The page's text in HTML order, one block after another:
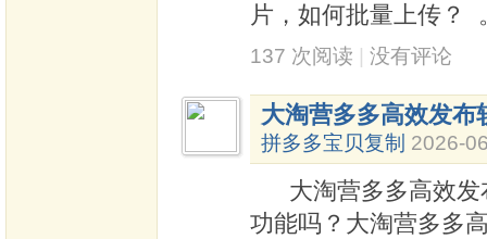
片，如何批量上传？
137 次阅读 没有评论
大淘营多多高效发布
拼多多宝贝复制 2026-
大淘营多多高效发
功能吗？大淘营多多